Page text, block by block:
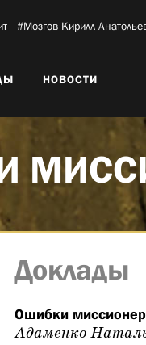
#Мозгов Кирилл
НОВОСТИ
Доклады
Ошибки
Адаменко